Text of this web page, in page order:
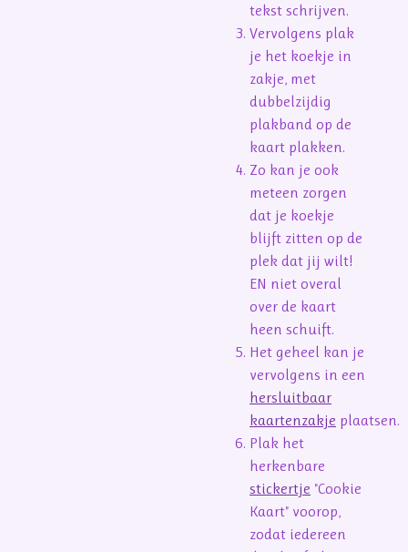
tekst schrijven.
Vervolgens plak
je het koekje in
zakje, met
dubbelzijdig
plakband op de
kaart plakken.
Zo kan je ook
meteen zorgen
dat je koekje
blijft zitten op de
plek dat jij wilt!
EN niet overal
over de kaart
heen schuift.
Het geheel kan je
vervolgens in een
hersluitbaar
kaartenzakje plaatsen.
Plak het
herkenbare
stickertje "Cookie
Kaart" voorop,
zodat iedereen